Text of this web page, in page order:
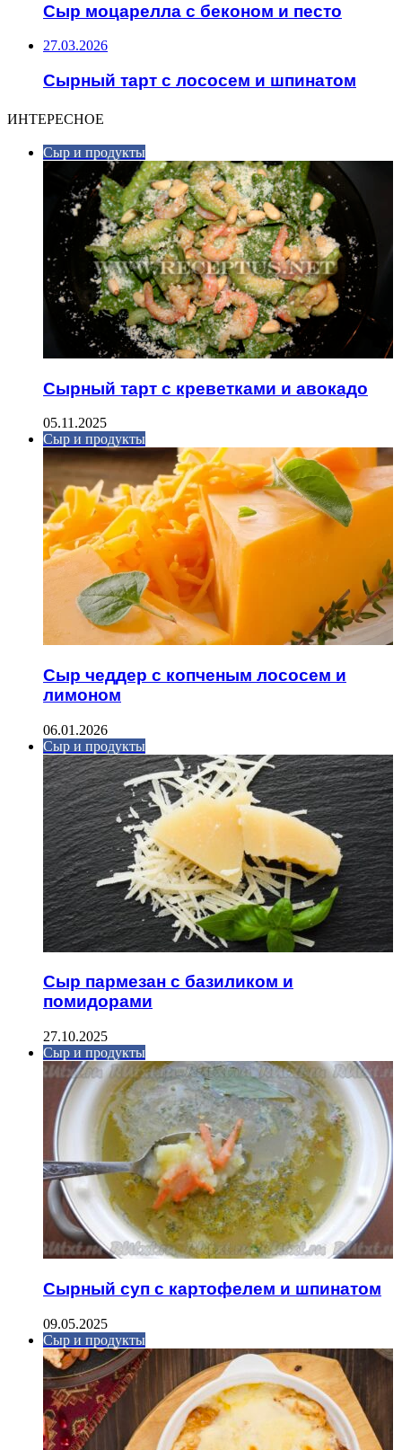
Сыр моцарелла с беконом и песто
27.03.2026
Сырный тарт с лососем и шпинатом
ИНТЕРЕСНОЕ
Сыр и продукты
Сырный тарт с креветками и авокадо
05.11.2025
Сыр и продукты
Сыр чеддер с копченым лососем и
лимоном
06.01.2026
Сыр и продукты
Сыр пармезан с базиликом и
помидорами
27.10.2025
Сыр и продукты
Сырный суп с картофелем и шпинатом
09.05.2025
Сыр и продукты